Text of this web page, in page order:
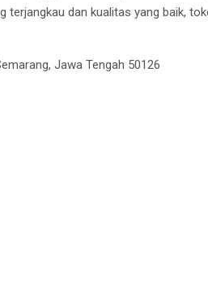
terjangkau dan kualitas yang baik,
Jawa Tengah 50126